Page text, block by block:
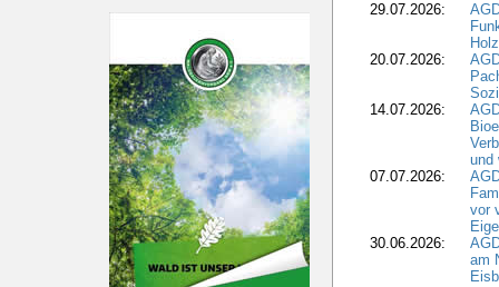
29.07.2026:
20.07.2026:
14.07.2026:
und
07.07.2026:
vor
30.06.2026:
am